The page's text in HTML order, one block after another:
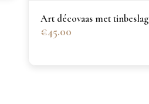
Art décovaas met tinbeslag
€45.00